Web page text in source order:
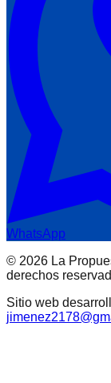
WhatsApp
© 2026 La
derechos
Sitio web